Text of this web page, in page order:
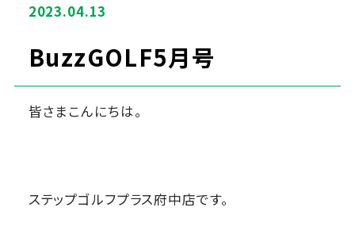
2023.04.13
BuzzGOLF5月号
皆さまこんにちは。
ステップゴルフプラス府中店です。